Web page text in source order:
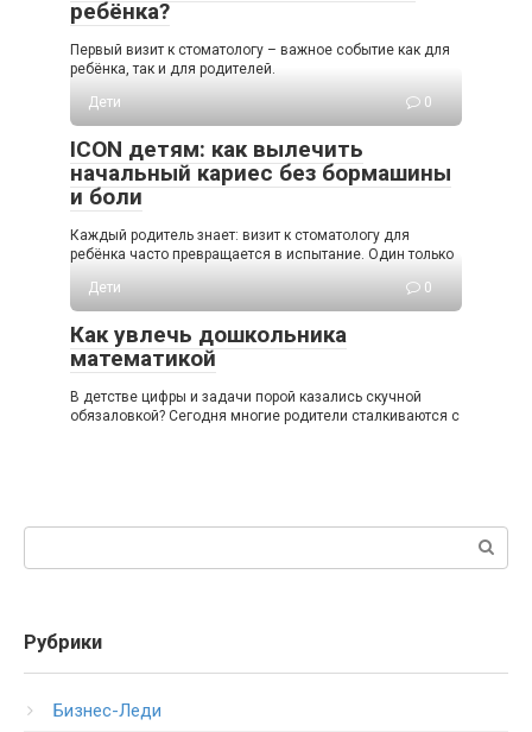
ребёнка?
Первый визит к стоматологу – важное событие как для
ребёнка, так и для родителей.
Дети
0
ICON детям: как вылечить
начальный кариес без бормашины
и боли
Каждый родитель знает: визит к стоматологу для
ребёнка часто превращается в испытание. Один только
Дети
0
Как увлечь дошкольника
математикой
В детстве цифры и задачи порой казались скучной
обязаловкой? Сегодня многие родители сталкиваются с
Рубрики
Бизнес-Леди